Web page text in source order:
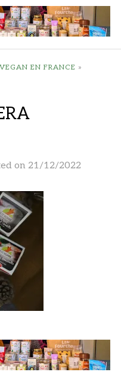
EN FRANCE »
on 21/12/2022